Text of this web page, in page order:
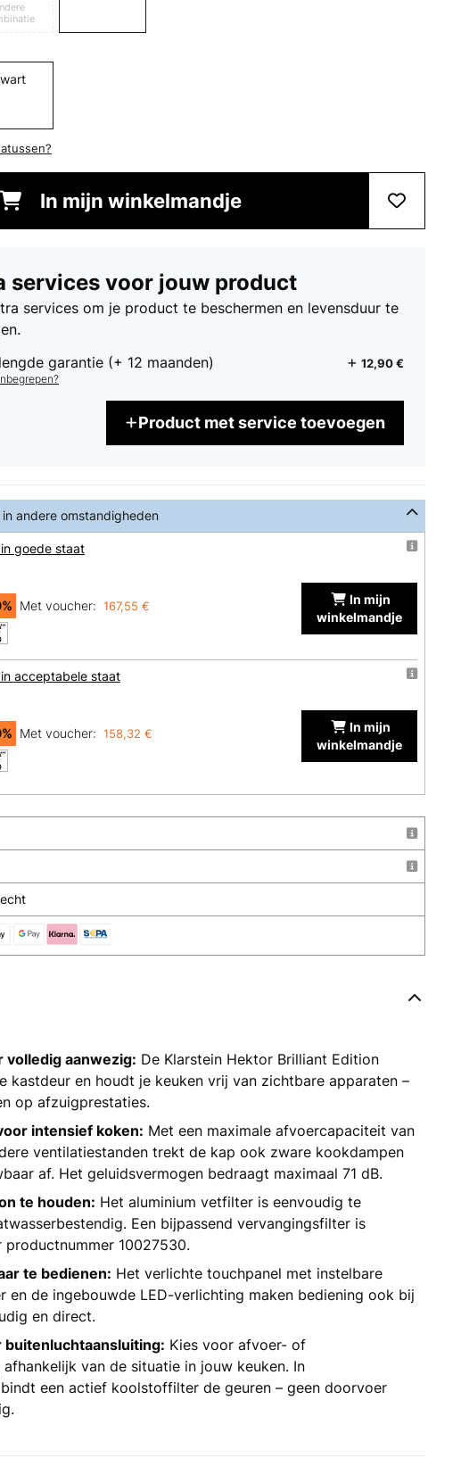
In mijn winkelmandje
services voor jouw product
services om je product te beschermen en levensduur te
garantie (+ 12 maanden)
12,90 €
Product met service toevoegen
andere omstandigheden
goede staat
Met voucher: 167,55 €
In mijn
winkelmandje
acceptabele staat
Met voucher: 158,32 €
In mijn
winkelmandje
volledig aanwezig: De Klarstein Hektor Brilliant Edition
kastdeur en houdt je keuken vrij van zichtbare apparaten –
op afzuigprestaties.
intensief koken: Met een maximale afvoercapaciteit van
ventilatiestanden trekt de kap ook zware kookdampen
af. Het geluidsvermogen bedraagt maximaal 71 dB.
te houden: Het aluminium vetfilter is eenvoudig te
Een bijpassend vervangingsfilter is
productnummer 10027530.
te bedienen: Het verlichte touchpanel met instelbare
en de ingebouwde LED-verlichting maken bediening ook bij
en direct.
Kies voor afvoer- of
van de situatie in jouw keuken. In
een actief koolstoffilter de geuren – geen doorvoer